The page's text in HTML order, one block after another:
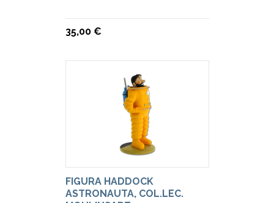
35,00 €
FIGURA HADDOCK
ASTRONAUTA, COL.LEC.